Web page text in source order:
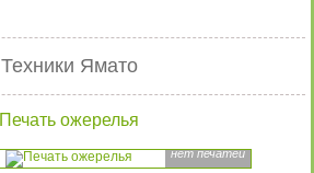
Техники Ямато
Печать ожерелья
нет печатей